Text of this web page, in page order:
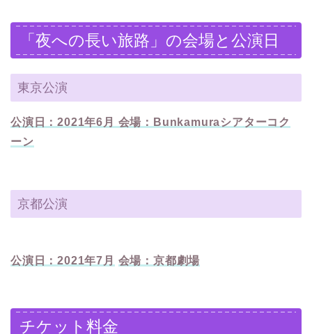
「夜への長い旅路」の会場と公演日
東京公演
公演日：2021年6月 会場：Bunkamuraシアターコク
ーン
京都公演
公演日：2021年7月 会場：京都劇場
チケット料金